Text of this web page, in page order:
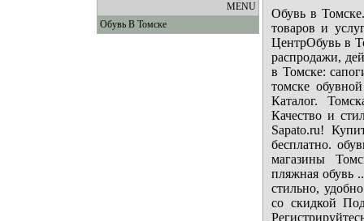
MENU
Обувь В Томске
Обувь в
товаров и
ЦентрОбувь в
распродажи,
в Томске:
томске
Каталог.
Качество и
Sapato.ru!
бесплатно.
магазины
пляжная обувь
стильно,
со скидкой